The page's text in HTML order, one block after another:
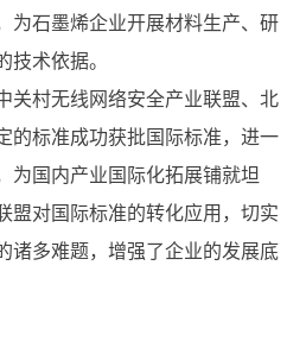
为石墨烯企业开展材料生产、研
技术依据。
村无线网络安全产业联盟、北
的标准成功获批国际标准，进一
为国内产业国际化拓展铺就坦
盟对国际标准的转化应用，切实
诸多难题，增强了企业的发展底